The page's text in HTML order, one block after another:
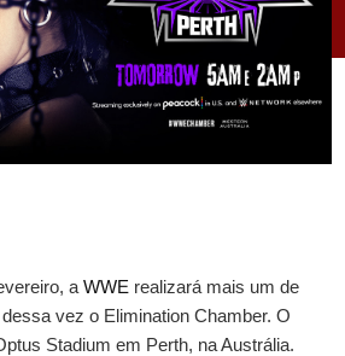
aWWE realizará mais um de
vez o Elimination Chamber. O
Stadium em Perth, na Austrália.